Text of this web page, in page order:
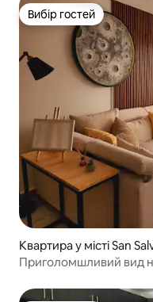
Вибір гостей
Вибір гостей
Квартира у місті San
Приголомшливий вид